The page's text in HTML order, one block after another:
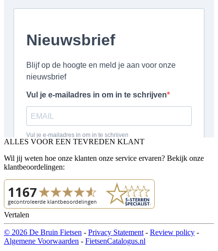
ALLES VOOR EEN TEVREDEN KLANT
Wil jij weten hoe onze klanten onze service ervaren? Bekijk onze
klantbeoordelingen:
Vertalen
© 2026 De Bruin Fietsen - Privacy Statement - Review policy -
Algemene Voorwaarden - FietsenCatalogus.nl